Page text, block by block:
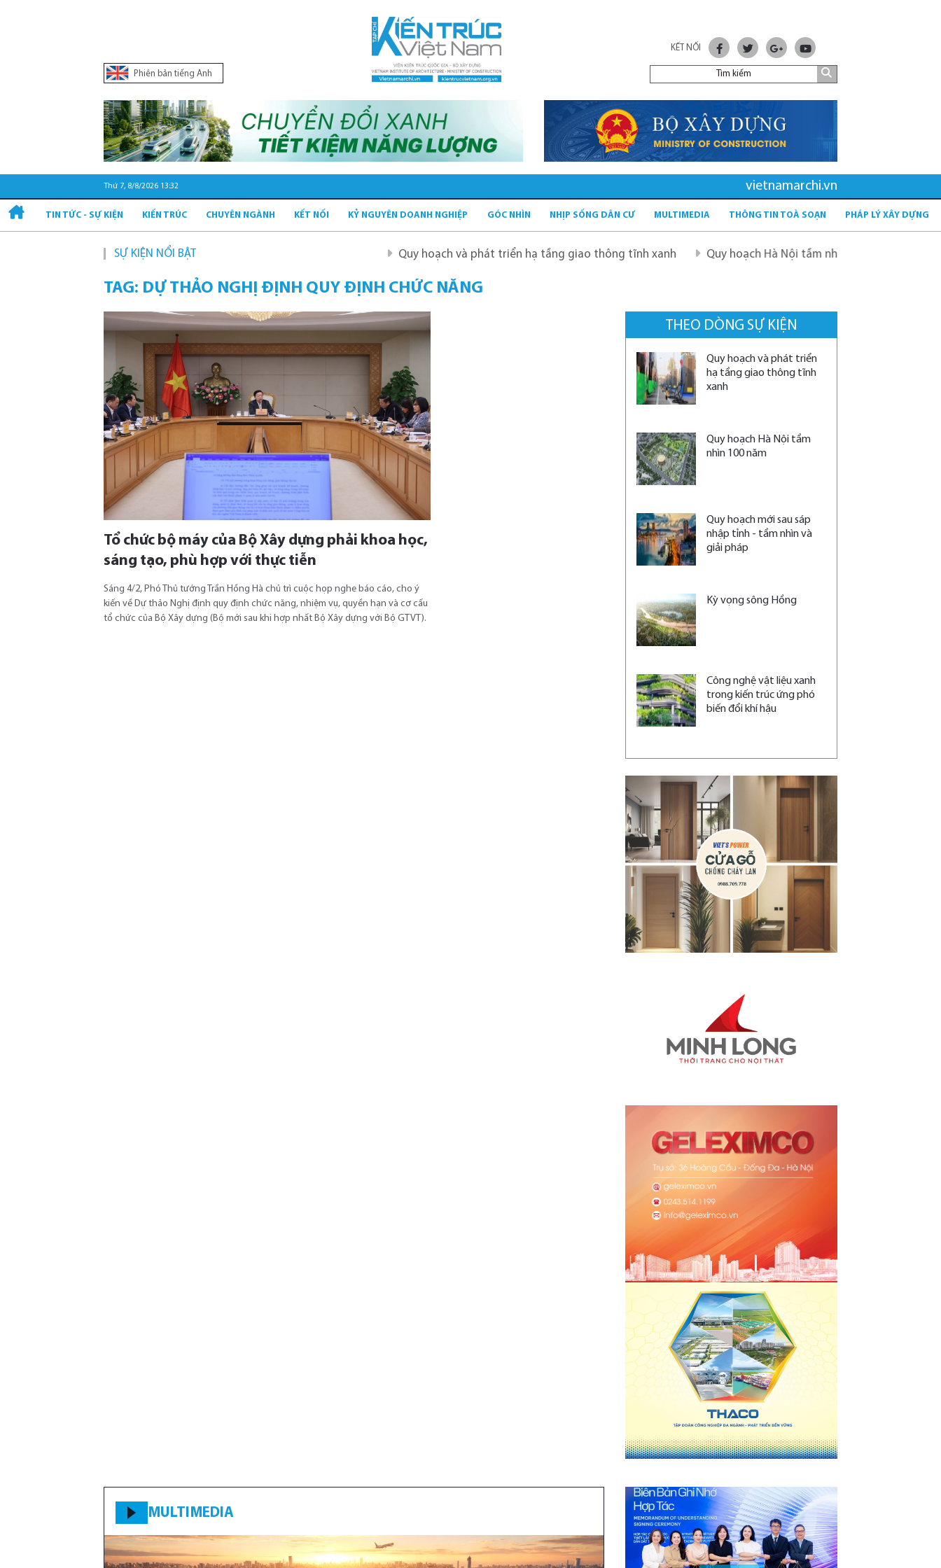
Phiên bản tiếng Anh
KẾT NỐI
Thứ 7, 8/8/2026 13:32 vietnamarchi.vn
TIN TỨC - SỰ KIỆN KIẾN TRÚC CHUYÊN NGÀNH KẾT NỐI KỶ NGUYÊN DOANH NGHIỆP GÓC NHÌN NHỊP SỐNG DÂN CƯ MULTIMEDIA THÔNG TIN TOÀ SOẠN PHÁP LÝ XÂY DỰNG
SỰ KIỆN NỔI BẬT Quy hoạch và phát triển hạ tầng giao thông tĩnh xanh Quy hoạch Hà Nội tầm nhìn 100 năm
TAG: DỰ THẢO NGHỊ ĐỊNH QUY ĐỊNH CHỨC NĂNG
Tổ chức bộ máy của Bộ Xây dựng phải khoa học,
sáng tạo, phù hợp với thực tiễn
Sáng 4/2, Phó Thủ tướng Trần Hồng Hà chủ trì cuộc họp nghe báo cáo, cho ý
kiến về Dự thảo Nghị định quy định chức năng, nhiệm vụ, quyền hạn và cơ cấu
tổ chức của Bộ Xây dựng (Bộ mới sau khi hợp nhất Bộ Xây dựng với Bộ GTVT).
THEO DÒNG SỰ KIỆN
Quy hoạch và phát triển
hạ tầng giao thông tĩnh
xanh
Quy hoạch Hà Nội tầm
nhìn 100 năm
Quy hoạch mới sau sáp
nhập tỉnh - tầm nhìn và
giải pháp
Kỳ vọng sông Hồng
Công nghệ vật liệu xanh
trong kiến trúc ứng phó
biến đổi khí hậu
MULTIMEDIA